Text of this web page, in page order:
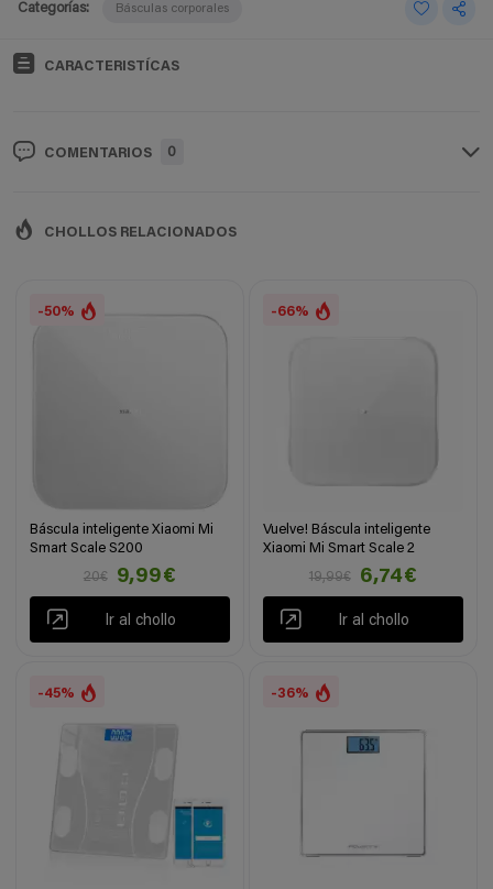
Categorías: Básculas corporales
CARACTERISTÍCAS
COMENTARIOS 0
CHOLLOS RELACIONADOS
-50%
Báscula inteligente Xiaomi Mi
Smart Scale S200
20€
9,99€
Ir al chollo
-66%
Vuelve! Báscula inteligente
Xiaomi Mi Smart Scale 2
19,99€
6,74€
Ir al chollo
-45% -36%